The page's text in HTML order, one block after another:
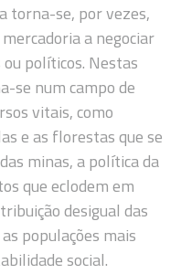
torna-se, por vezes,
a negociar
políticos. Nestas
se num campo de
vitais, como
e as florestas que se
minas, a política da
que eclodem em
desigual das
populações mais
social.